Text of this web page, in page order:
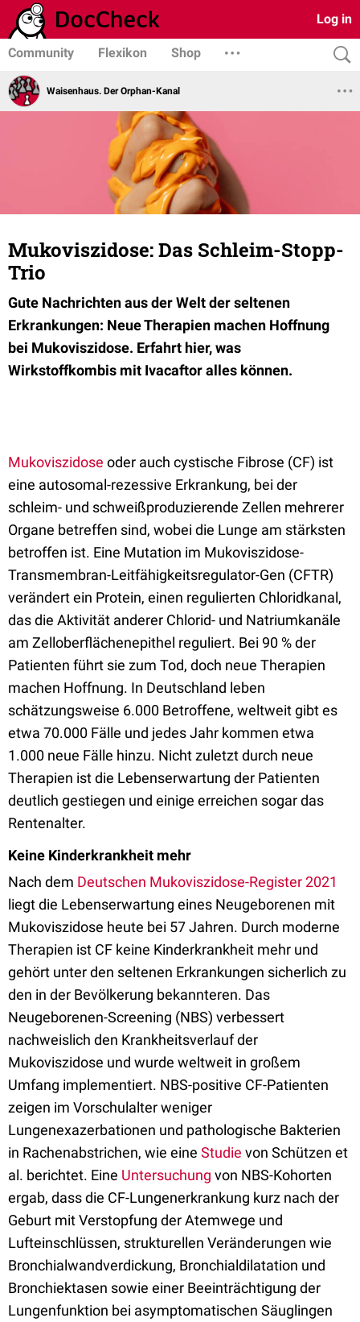
Log in
Community Flexikon Shop
Waisenhaus. Der Orphan-Kanal
Mukoviszidose: Das Schleim-Stopp-
Trio
Gute Nachrichten aus der Welt der seltenen
Erkrankungen: Neue Therapien machen Hoffnung
bei Mukoviszidose. Erfahrt hier, was
Wirkstoffkombis mit Ivacaftor alles können.
Mukoviszidose oder auch cystische Fibrose (CF) ist
eine autosomal-rezessive Erkrankung, bei der
schleim- und schweißproduzierende Zellen mehrerer
Organe betreffen sind, wobei die Lunge am stärksten
betroffen ist. Eine Mutation im Mukoviszidose-
Transmembran-Leitfähigkeitsregulator-Gen (CFTR)
verändert ein Protein, einen regulierten Chloridkanal,
das die Aktivität anderer Chlorid- und Natriumkanäle
am Zelloberflächenepithel reguliert. Bei 90 % der
Patienten führt sie zum Tod, doch neue Therapien
machen Hoffnung. In Deutschland leben
schätzungsweise 6.000 Betroffene, weltweit gibt es
etwa 70.000 Fälle und jedes Jahr kommen etwa
1.000 neue Fälle hinzu. Nicht zuletzt durch neue
Therapien ist die Lebenserwartung der Patienten
deutlich gestiegen und einige erreichen sogar das
Rentenalter.
Keine Kinderkrankheit mehr
Nach dem Deutschen Mukoviszidose-Register 2021
liegt die Lebenserwartung eines Neugeborenen mit
Mukoviszidose heute bei 57 Jahren. Durch moderne
Therapien ist CF keine Kinderkrankheit mehr und
gehört unter den seltenen Erkrankungen sicherlich zu
den in der Bevölkerung bekannteren. Das
Neugeborenen-Screening (NBS) verbessert
nachweislich den Krankheitsverlauf der
Mukoviszidose und wurde weltweit in großem
Umfang implementiert. NBS-positive CF-Patienten
zeigen im Vorschulalter weniger
Lungenexazerbationen und pathologische Bakterien
in Rachenabstrichen, wie eine Studie von Schützen et
al. berichtet. Eine Untersuchung von NBS-Kohorten
ergab, dass die CF-Lungenerkrankung kurz nach der
Geburt mit Verstopfung der Atemwege und
Lufteinschlüssen, strukturellen Veränderungen wie
Bronchialwandverdickung, Bronchialdilatation und
Bronchiektasen sowie einer Beeinträchtigung der
Lungenfunktion bei asymptomatischen Säuglingen